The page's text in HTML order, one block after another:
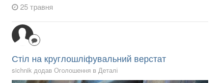
25 травня
Стіл на круглошліфувальний верстат
sichnik додав Оголошення в Деталі